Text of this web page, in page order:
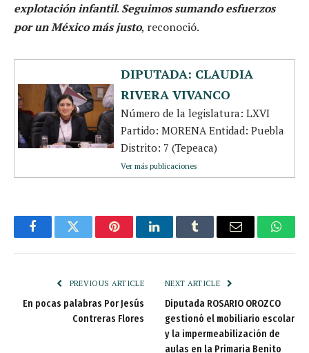
explotación infantil. Seguimos sumando esfuerzos
por un México más justo, reconoció.
DIPUTADA: CLAUDIA
RIVERA VIVANCO
Número de la legislatura: LXVI
Partido: MORENA Entidad: Puebla
Distrito: 7 (Tepeaca)
Ver más publicaciones
FacebookTwitter PinterestLinkedInTumblr Email
PREVIOUS ARTICLE
En pocas palabras Por Jesús
Contreras Flores
NEXT ARTICLE
Diputada ROSARIO OROZCO
gestionó el mobiliario escolar
y la impermeabilización de
aulas en la Primaria Benito